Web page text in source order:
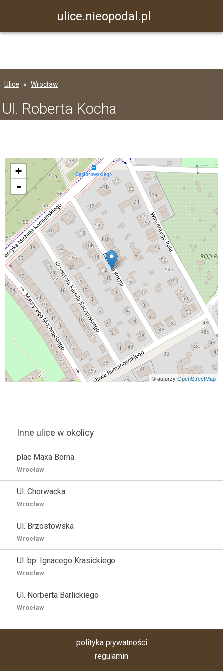
ulice.nieopodal.pl
Ulice Wrocław
Ul. Roberta Kocha
+
-
© autorzy OpenStreetMap
Inne ulice w okolicy
plac Maxa Borna
Wrocław
Ul. Chorwacka
Wrocław
Ul. Brzostowska
Wrocław
Ul. bp. Ignacego Krasickiego
Wrocław
Ul. Norberta Barlickiego
Wrocław
polityka prywatności
regulamin